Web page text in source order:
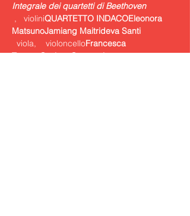
Integrale dei quartetti di Beethoven
,
violiniQUARTETTO INDACOEleonora
MatsunoJamiang Maitrideva Santi
viola,
violoncelloFrancesca
TurcatoCosimo Carovani